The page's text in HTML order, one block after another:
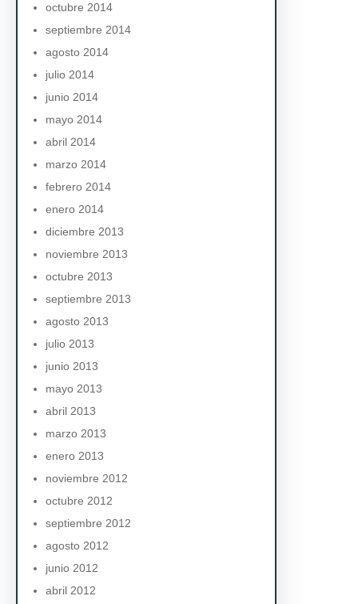
octubre 2014
septiembre 2014
agosto 2014
julio 2014
junio 2014
mayo 2014
abril 2014
marzo 2014
febrero 2014
enero 2014
diciembre 2013
noviembre 2013
octubre 2013
septiembre 2013
agosto 2013
julio 2013
junio 2013
mayo 2013
abril 2013
marzo 2013
enero 2013
noviembre 2012
octubre 2012
septiembre 2012
agosto 2012
junio 2012
abril 2012